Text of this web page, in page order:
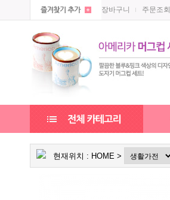
장바구니 주문조회
현재위치 : HOME >